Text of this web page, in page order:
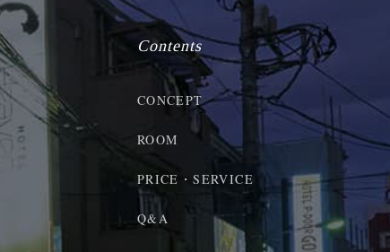
Contents
CONCEPT
ROOM
PRICE・SERVICE
Q&A